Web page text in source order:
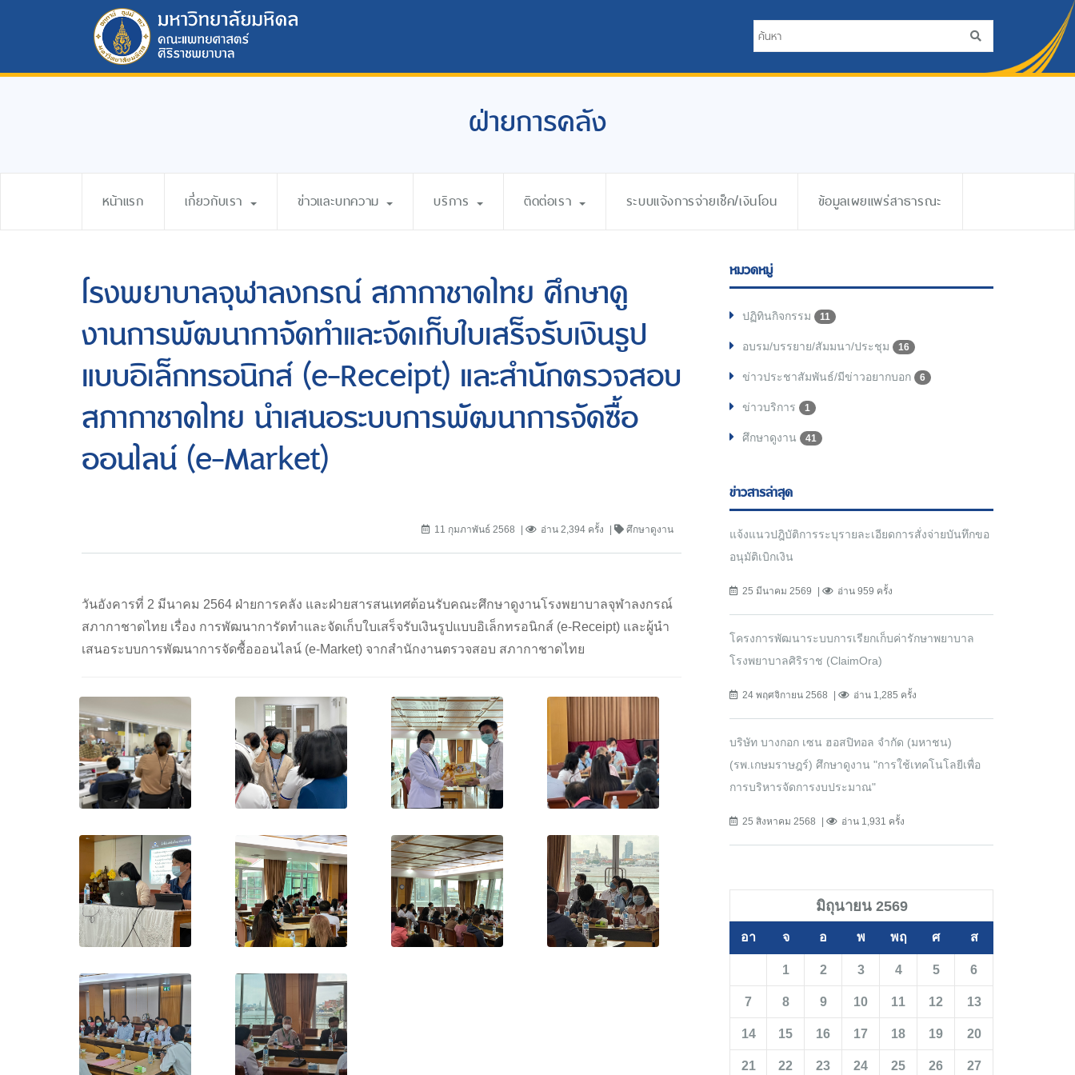
ฝ่ายการคลัง
หน้าแรก เกี่ยวกับเรา ข่าวและบทความ บริการ ติดต่อเรา ระบบแจ้งการจ่ายเช็ค/เงินโอน ข้อมูลเผยแพร่สาธารณะ
โรงพยาบาลจุฬาลงกรณ์ สภากาชาดไทย ศึกษาดู
งานการพัฒนากาจัดทำและจัดเก็บใบเสร็จรับเงินรูป
แบบอิเล็กทรอนิกส์ (e-Receipt) และสำนักตรวจสอบ
สภากาชาดไทย นำเสนอระบบการพัฒนาการจัดซื้อ
ออนไลน์ (e-Market)
11 กุมภาพันธ์ 2568 อ่าน 2,394 ครั้ง ศึกษาดูงาน
วันอังคารที่ 2 มีนาคม 2564 ฝ่ายการคลัง และฝ่ายสารสนเทศต้อนรับคณะศึกษาดูงานโรงพยาบาลจุฬาลงกรณ์
สภากาชาดไทย เรื่อง การพัฒนาการัดทำและจัดเก็บใบเสร็จรับเงินรูปแบบอิเล็กทรอนิกส์ (e-Receipt) และผู้นำ
เสนอระบบการพัฒนาการจัดซื้อออนไลน์ (e-Market) จากสำนักงานตรวจสอบ สภากาชาดไทย
หมวดหมู่
ปฏิทินกิจกรรม 11
อบรม/บรรยาย/สัมมนา/ประชุม 16
ข่าวประชาสัมพันธ์/มีข่าวอยากบอก 6
ข่าวบริการ 1
ศึกษาดูงาน 41
ข่าวสารล่าสุด
แจ้งแนวปฎิบัติการระบุรายละเอียดการสั่งจ่ายบันทึกขอ
อนุมัติเบิกเงิน
25 มีนาคม 2569 อ่าน 959 ครั้ง
โครงการพัฒนาระบบการเรียกเก็บค่ารักษาพยาบาล
โรงพยาบาลศิริราช (ClaimOra)
24 พฤศจิกายน 2568 อ่าน 1,285 ครั้ง
บริษัท บางกอก เซน ฮอสปิทอล จำกัด (มหาชน)
(รพ.เกษมราษฎร์) ศึกษาดูงาน "การใช้เทคโนโลยีเพื่อ
การบริหารจัดการงบประมาณ"
25 สิงหาคม 2568 อ่าน 1,931 ครั้ง
มิถุนายน 2569
อา จ อ พ พฤ ศ ส
1 2 3 4 5 6
7 8 9 10 11 12 13
14 15 16 17 18 19 20
21 22 23 24 25 26 27